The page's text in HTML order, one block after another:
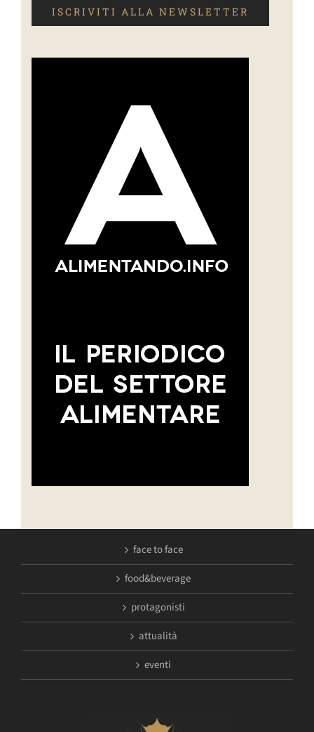
ISCRIVITI ALLA NEWSLETTER
face to face
food&beverage
protagonisti
attualità
eventi